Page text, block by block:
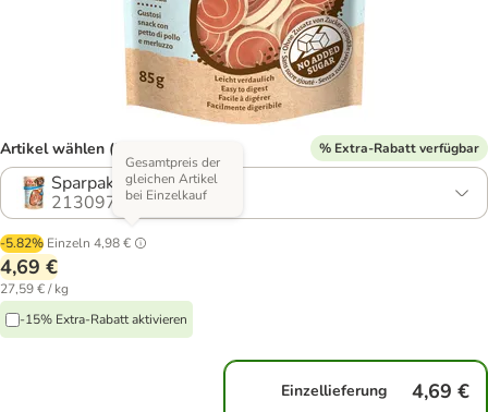
Artikel wählen (2 Varianten) % Extra-Rabatt verfügbar
Sparpaket: 2 x 85 g
2130978.1
-5.82% Einzeln 4,98 €
Gesamtpreis der
gleichen Artikel
bei Einzelkauf
4,69 €
27,59 € / kg
-15% Extra-Rabatt aktivieren
Einzellieferung 4,69 €